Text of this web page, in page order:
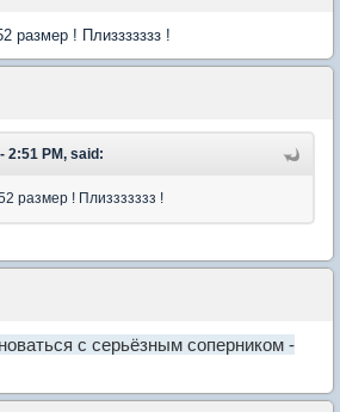
размер ! Плиззззззз !
2:51 PM, said:
размер ! Плиззззззз !
с серьёзным соперником -